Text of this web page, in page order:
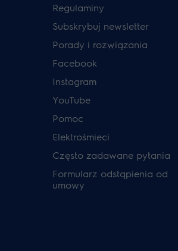
Regulaminy
Subskrybuj newsletter
Porady i rozwiązania
Facebook
Instagram
YouTube
Pomoc
Elektrośmieci
Często zadawane pytania
Formularz odstąpienia od
umowy